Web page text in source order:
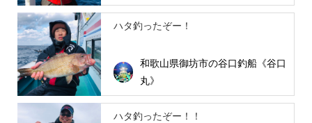
ハタ釣ったぞー！
和歌山県御坊市の谷口釣船《谷口
丸》
ハタ釣ったぞー！！